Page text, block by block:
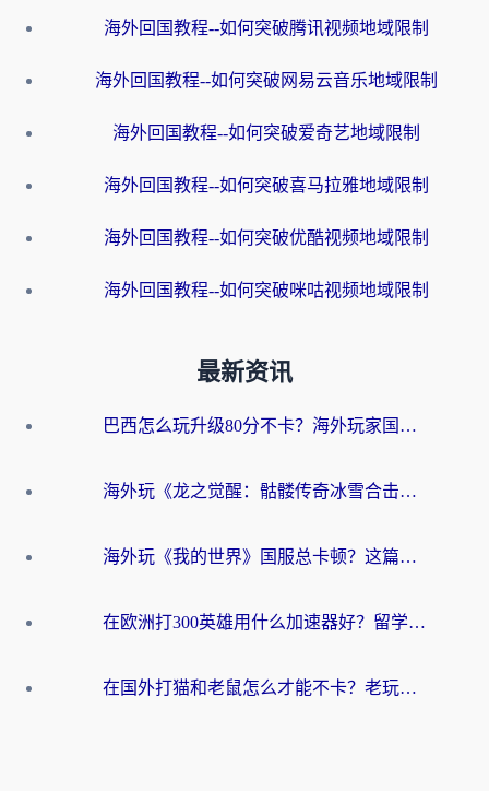
海外回国教程--如何突破腾讯视频地域限制
海外回国教程--如何突破网易云音乐地域限制
海外回国教程--如何突破爱奇艺地域限制
海外回国教程--如何突破喜马拉雅地域限制
海外回国教程--如何突破优酷视频地域限制
海外回国教程--如何突破咪咕视频地域限制
最新资讯
巴西怎么玩升级80分不卡？海外玩家国服游戏加速器终极指南（附避坑技巧）
海外玩《龙之觉醒：骷髅传奇冰雪合击》延迟高？这篇指南帮你解决卡顿烦恼！
海外玩《我的世界》国服总卡顿？这篇我的世界游戏加速器指南帮你解决所有问题
在欧洲打300英雄用什么加速器好？留学生亲测有效的解决方案来了
在国外打猫和老鼠怎么才能不卡？老玩家亲测的终极加速指南